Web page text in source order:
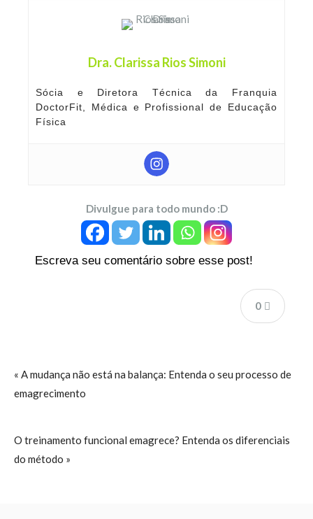
Dra. Clarissa Rios Simoni
Sócia e Diretora Técnica da Franquia
DoctorFit, Médica e Profissional de Educação
Física
Divulgue para todo mundo :D
Escreva seu comentário sobre esse post!
0
« A mudança não está na balança: Entenda o seu processo de
emagrecimento
O treinamento funcional emagrece? Entenda os diferenciais
do método »